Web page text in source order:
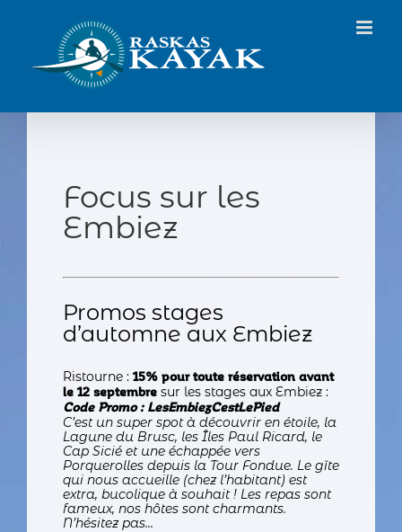
Focus sur les
Embiez
Promos stages
d’automne aux Embiez
Ristourne : 15% pour toute réservation avant
le 12 septembre sur les stages aux Embiez :
Code Promo : LesEmbiezCestLePied
C’est un super spot à découvrir en étoile, la
Lagune du Brusc, les Îles Paul Ricard, le
Cap Sicié et une échappée vers
Porquerolles depuis la Tour Fondue. Le gîte
qui nous accueille (chez l’habitant) est
extra, bucolique à souhait ! Les repas sont
fameux, nos hôtes sont charmants.
N’hésitez pas…